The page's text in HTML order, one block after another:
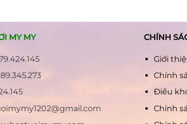
MY MY CHÍNH
Giới
Chính
Điều
Chính